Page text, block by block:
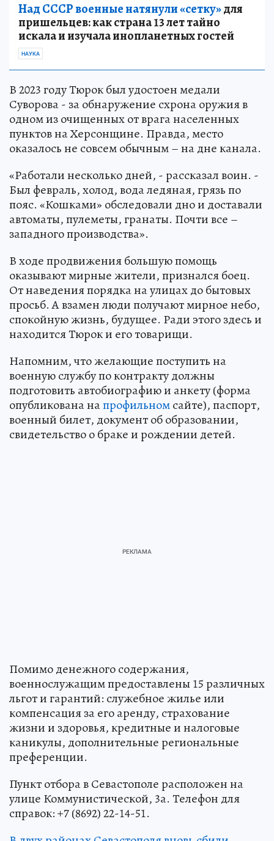
Над СССР военные натянули «сетку»для
пришельцев: как страна 13 лет тайно
искала и изучала инопланетных гостей
НАУКА
В 2023 году Тюрок был удостоен медали
Суворова - за обнаружение схрона оружия в
одном из очищенных от врага населенных
пунктов на Херсонщине. Правда, место
оказалось не совсем обычным – на дне канала.
«Работали несколько дней, - рассказал воин. -
Был февраль, холод, вода ледяная, грязь по
пояс. «Кошками» обследовали дно и доставали
автоматы, пулеметы, гранаты. Почти все –
западного производства».
В ходе продвижения большую помощь
оказывают мирные жители, признался боец.
От наведения порядка на улицах до бытовых
просьб. А взамен люди получают мирное небо,
спокойную жизнь, будущее. Ради этого здесь и
находится Тюрок и его товарищи.
Напомним, что желающие поступить на
военную службу по контракту должны
подготовить автобиографию и анкету (форма
опубликована напрофильномсайте), паспорт,
военный билет, документ об образовании,
свидетельство о браке и рождении детей.
Помимо денежного содержания,
военнослужащим предоставлены 15 различных
льгот и гарантий: служебное жилье или
компенсация за его аренду, страхование
жизни и здоровья, кредитные и налоговые
каникулы, дополнительные региональные
преференции.
Пункт отбора в Севастополе расположен на
улице Коммунистической, 3а. Телефон для
справок: +7 (8692) 22-14-51.